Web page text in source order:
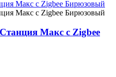
Макс с Zigbee